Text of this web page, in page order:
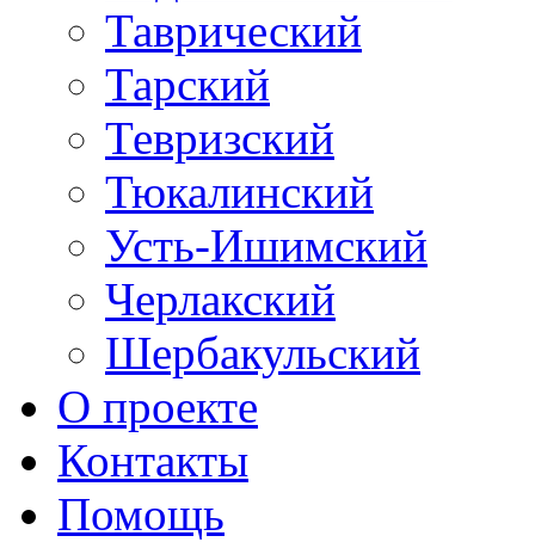
Таврический
Тарский
Тевризский
Тюкалинский
Усть-Ишимский
Черлакский
Шербакульский
О проекте
Контакты
Помощь